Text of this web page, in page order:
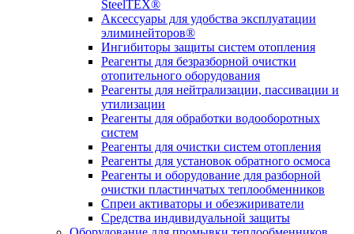
SteelTEX®
Аксессуары для удобства эксплуатации
элиминейторов®
Ингибиторы защиты систем отопления
Реагенты для безразборной очистки
отопительного оборудования
Реагенты для нейтрализации, пассивации и
утилизации
Реагенты для обработки водооборотных
систем
Реагенты для очистки систем отопления
Реагенты для установок обратного осмоса
Реагенты и оборудование для разборной
очистки пластинчатых теплообменников
Спреи активаторы и обезжириватели
Средства индивидуальной защиты